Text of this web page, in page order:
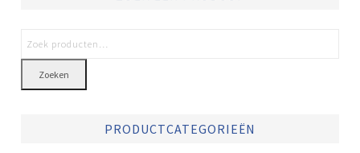
Zoeken
PRODUCTCATEGORIEËN